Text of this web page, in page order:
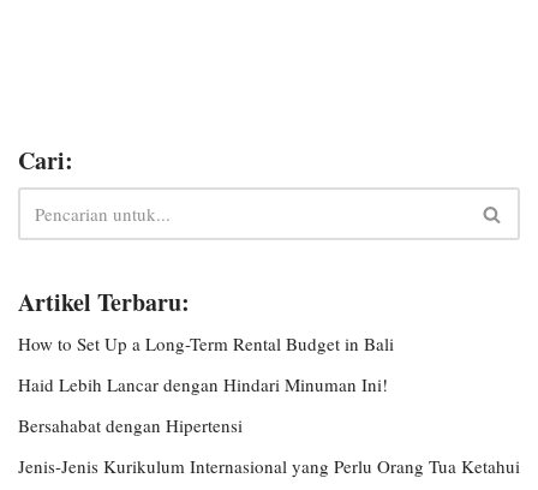
Cari:
Artikel Terbaru:
How to Set Up a Long-Term Rental Budget in Bali
Haid Lebih Lancar dengan Hindari Minuman Ini!
Bersahabat dengan Hipertensi
Jenis-Jenis Kurikulum Internasional yang Perlu Orang Tua Ketahui